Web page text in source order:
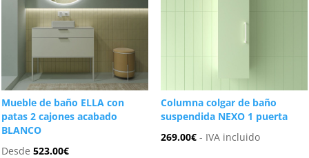
Mueble de baño ELLA con
patas 2 cajones acabado
BLANCO
Desde523.00€
Columna colgar de baño
suspendida NEXO 1 puerta
269.00€ - IVA incluido